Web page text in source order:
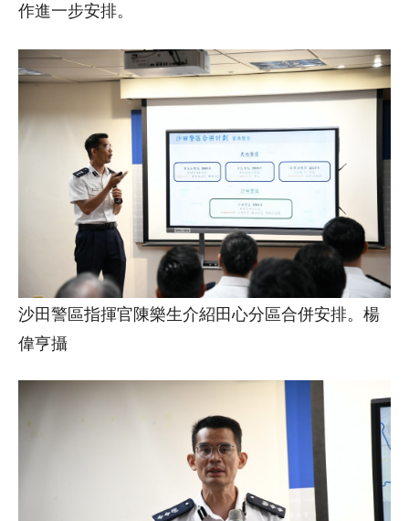
作進一步安排。
沙田警區指揮官陳樂生介紹田心分區合併安排。楊
偉亨攝